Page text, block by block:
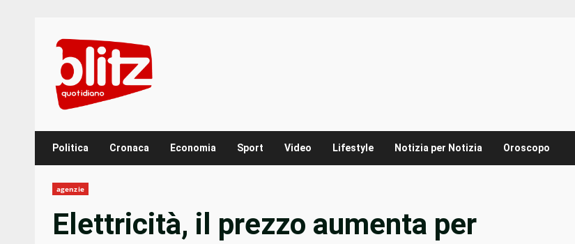
content
Politica Cronaca Economia Sport Video Lifestyle Notizia per Notizia Oroscopo
agenzie
Elettricità, il prezzo aumenta per